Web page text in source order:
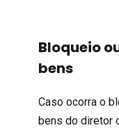
Bloqueio
bens
Caso ocorra o
bens do diretor